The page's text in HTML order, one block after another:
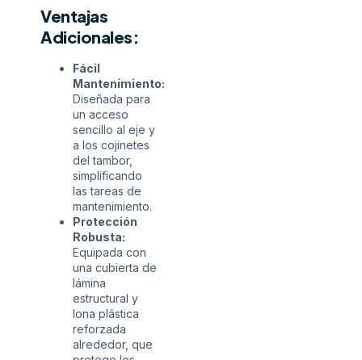
Ventajas
Adicionales:
Fácil
Mantenimiento:
Diseñada para
un acceso
sencillo al eje y
a los cojinetes
del tambor,
simplificando
las tareas de
mantenimiento.
Protección
Robusta:
Equipada con
una cubierta de
lámina
estructural y
lona plástica
reforzada
alrededor, que